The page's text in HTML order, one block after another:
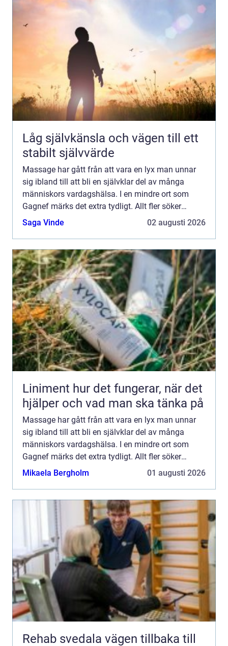
Låg självkänsla och vägen till ett
stabilt självvärde
Massage har gått från att vara en lyx man unnar
sig ibland till att bli en självklar del av många
människors vardagshälsa. I en mindre ort som
Gagnef märks det extra tydligt. Allt fler söker
professionell hjälp för stel nacke, trötta axlar,
Saga Vinde 02 augusti 2026
Liniment hur det fungerar, när det
hjälper och vad man ska tänka på
Massage har gått från att vara en lyx man unnar
sig ibland till att bli en självklar del av många
människors vardagshälsa. I en mindre ort som
Gagnef märks det extra tydligt. Allt fler söker
professionell hjälp för stel nacke, trötta axlar,
Mikaela Bergholm 01 augusti 2026
Rehab svedala vägen tillbaka till